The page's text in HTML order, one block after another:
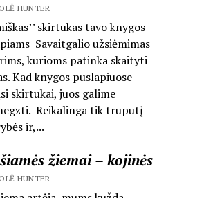
HUNTER
skirtukas tavo knygos
Savaitgalio užsiėmimas
kurioms patinka skaityti
Kad knygos puslapiuose
skirtukai, juos galime
Reikalinga tik truputį
ir,...
žiemai – kojinės
HUNTER